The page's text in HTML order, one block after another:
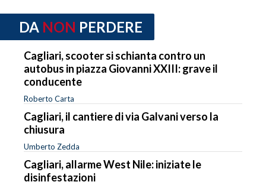
DA NON PERDERE
Cagliari, scooter si schianta contro un
autobus in piazza Giovanni XXIII: grave il
conducente
Roberto Carta
Cagliari, il cantiere di via Galvani verso la
chiusura
Umberto Zedda
Cagliari, allarme West Nile: iniziate le
disinfestazioni